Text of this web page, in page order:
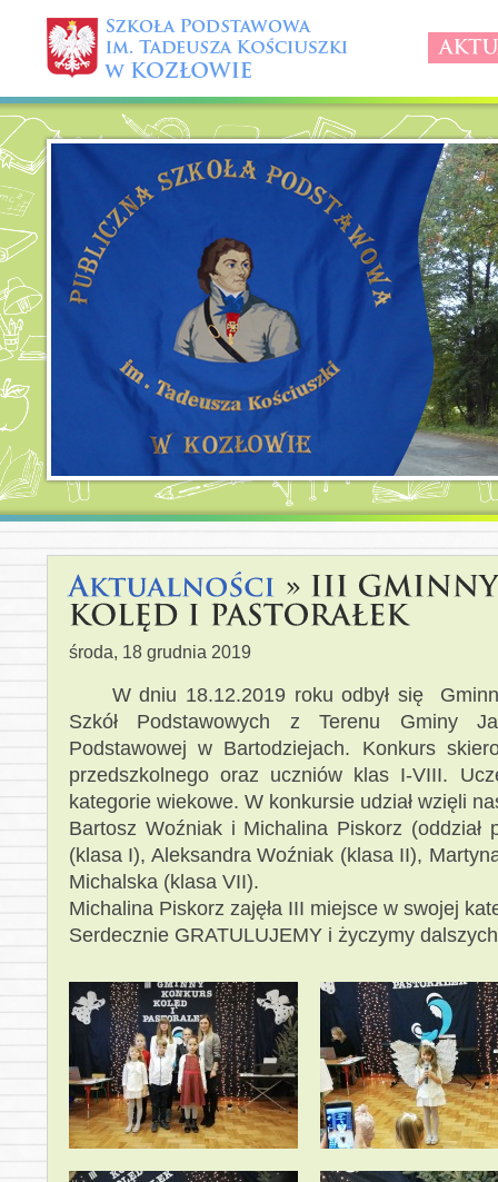
środa, 18 grudnia 2019
W dniu 18.12.2019 roku odbył się
Szkół Podstawowych z Terenu Gminy
Podstawowej w Bartodziejach. Konkurs
przedszkolnego oraz uczniów klas I-VIII.
kategorie wiekowe. W konkursie udział wzięli
Bartosz Woźniak i Michalina Piskorz (oddział
(klasa I), Aleksandra Woźniak (klasa II),
Michalska (klasa VII).
Michalina Piskorz zajęła III miejsce w swojej
Serdecznie GRATULUJEMY i życzymy